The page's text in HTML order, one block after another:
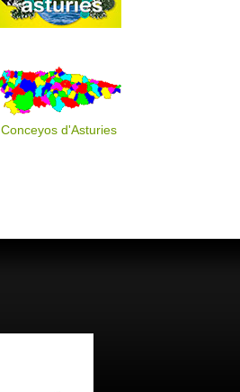
Conceyos d'Asturies